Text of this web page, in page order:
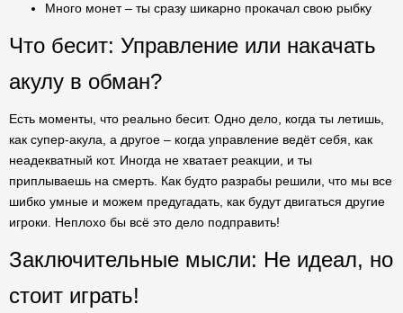
Много монет – ты сразу шикарно прокачал свою рыбку
Что бесит: Управление или накачать
акулу в обман?
Есть моменты, что реально бесит. Одно дело, когда ты летишь,
как супер-акула, а другое – когда управление ведёт себя, как
неадекватный кот. Иногда не хватает реакции, и ты
приплываешь на смерть. Как будто разрабы решили, что мы все
шибко умные и можем предугадать, как будут двигаться другие
игроки. Неплохо бы всё это дело подправить!
Заключительные мысли: Не идеал, но
стоит играть!